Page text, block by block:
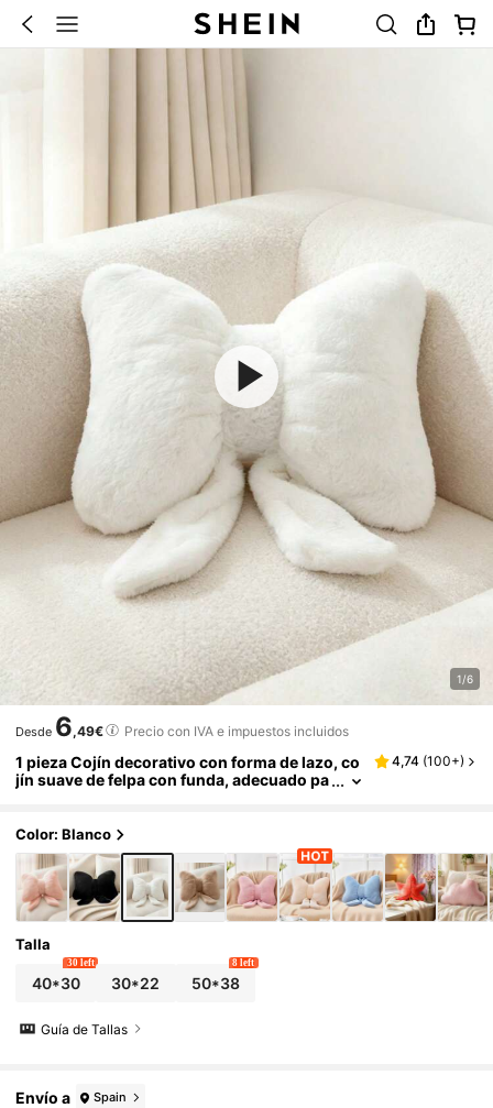
1/6
Desde 6,49€ Precio con IVA e impuestos incluidos
1 pieza Cojín decorativo con forma de lazo, co
jín suave de felpa con funda, adecuado pa
ntín, Acción de Gracias, Halloween
4,74 (100+)
Color: Blanco
Talla
40*30
30 left
30*22 50*38
8 left
Guía de Tallas
Envío a Spain